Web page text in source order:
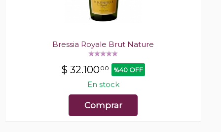
Bressia Royale Brut Nature
$ 32.10000 %40 OFF
En stock
Comprar